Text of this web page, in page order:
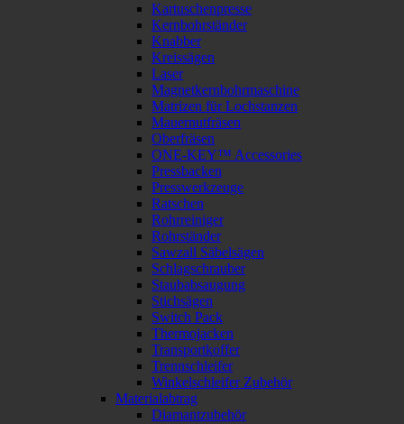
Kartuschenpresse
Kernbohrständer
Knabber
Kreissägen
Laser
Magnetkernbohrmaschine
Matrizen für Lochstanzen
Mauernutfräsen
Oberfräsen
ONE-KEY™ Accessories
Pressbacken
Presswerkzeuge
Ratschen
Rohrreiniger
Rohrständer
Sawzall Säbelsägen
Schlagschrauber
Staubabsaugung
Stichsägen
Switch Pack
Thermojacken
Transportkoffer
Trennschleifer
Winkelschleifer Zubehör
Materialabtrag
Diamantzubehör